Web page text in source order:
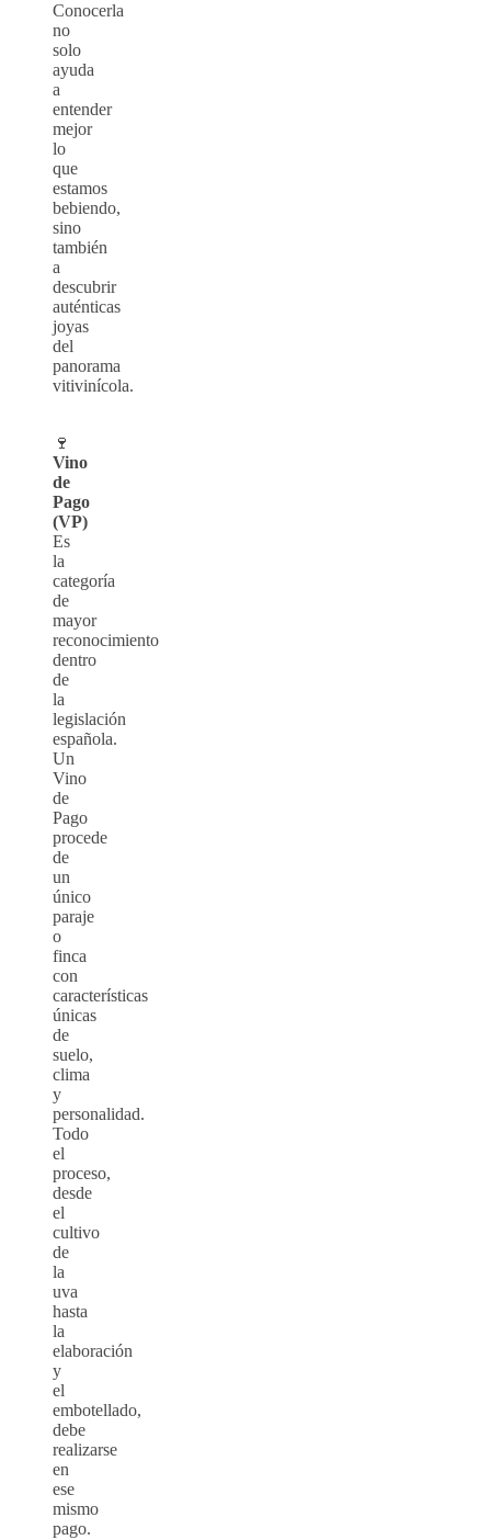
Conocerla
no
solo
ayuda
a
entender
mejor
lo
que
estamos
bebiendo,
sino
también
a
descubrir
auténticas
joyas
del
panorama
vitivinícola.
🍷
Vino
de
Pago
(VP)
Es
la
categoría
de
mayor
reconocimiento
dentro
de
la
legislación
española.
Un
Vino
de
Pago
procede
de
un
único
paraje
o
finca
con
características
únicas
de
suelo,
clima
y
personalidad.
Todo
el
proceso,
desde
el
cultivo
de
la
uva
hasta
la
elaboración
y
el
embotellado,
debe
realizarse
en
ese
mismo
pago.